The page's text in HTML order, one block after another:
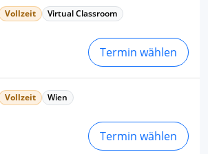
Vollzeit Virtual Classroom
Termin wählen
Vollzeit Wien
Termin wählen